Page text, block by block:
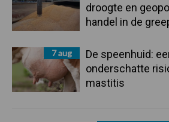
droogte en
handel in de
7 aug
De speenhuid:
onderschatte
mastitis